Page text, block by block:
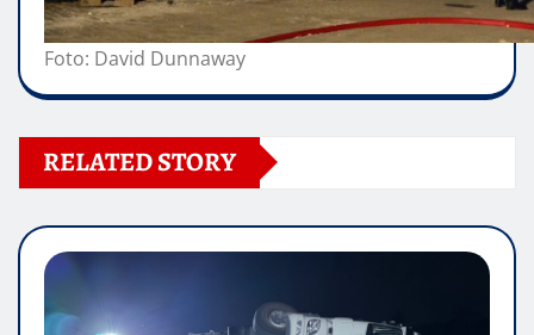
Foto: David Dunnaway
RELATED STORY